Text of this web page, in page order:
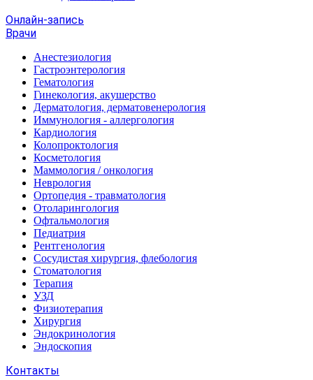
Онлайн-запись
Врачи
Анестезиология
Гастроэнтерология
Гематология
Гинекология, акушерство
Дерматология, дерматовенерология
Иммунология - аллергология
Кардиология
Колопроктология
Косметология
Маммология / онкология
Неврология
Ортопедия - травматология
Отоларингология
Офтальмология
Педиатрия
Рентгенология
Сосудистая хирургия, флебология
Стоматология
Терапия
УЗД
Физиотерапия
Хирургия
Эндокринология
Эндоскопия
Контакты